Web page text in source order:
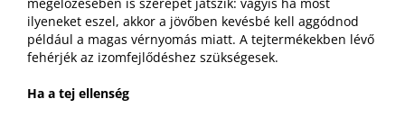
ilyeneket eszel, akkor a jövőben kevésbé kell aggódnod
például a magas vérnyomás miatt. A tejtermékekben lévő
fehérjék az izomfejlődéshez szükségesek.
Ha a tej ellenség